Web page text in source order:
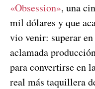
«Obsession», una
mil dólares y que
vio venir: superar
aclamada
para convertirse en
real más taquillera